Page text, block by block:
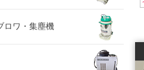
ロワ・集塵機